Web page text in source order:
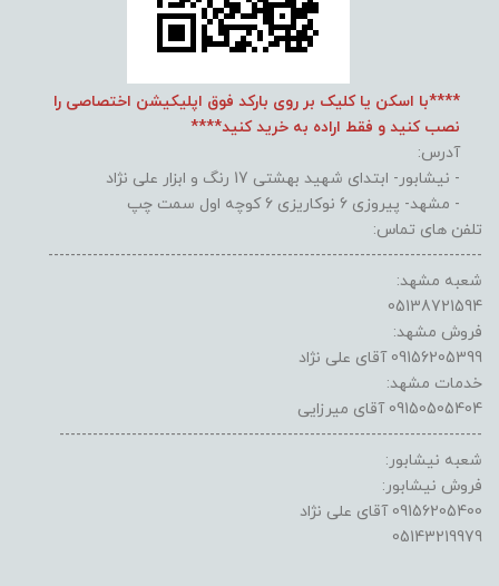
****با اسکن یا کلیک بر روی بارکد فوق اپلیکیشن اختصاصی را
نصب کنید و فقط اراده به خرید کنید****
آدرس:
- نیشابور- ابتدای شهید بهشتی 17 رنگ و ابزار علی نژاد
- مشهد- پیروزی 6 نوکاریزی 6 کوچه اول سمت چپ
تلفن های تماس:
------------------------------------------------------------------------------
شعبه مشهد:
05138721594
فروش مشهد:
09156205399 آقای علی نژاد
خدمات مشهد:
09150505404 آقای میرزایی
----------------------------------------------------------------------------
شعبه نیشابور:
فروش نیشابور:
09156205400 آقای علی نژاد
05143219979